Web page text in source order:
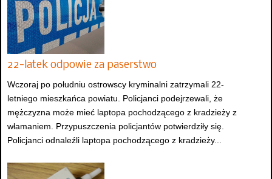
22-latek odpowie za paserstwo
Wczoraj po południu ostrowscy kryminalni zatrzymali 22-
letniego mieszkańca powiatu. Policjanci podejrzewali, że
mężczyzna może mieć laptopa pochodzącego z kradzieży z
włamaniem. Przypuszczenia policjantów potwierdziły się.
Policjanci odnaleźli laptopa pochodzącego z kradzieży...